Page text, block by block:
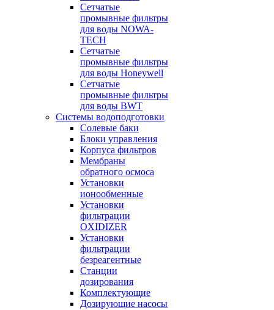
Сетчатые
промывные фильтры
для воды NOWA-
TECH
Сетчатые
промывные фильтры
для воды Honeywell
Сетчатые
промывные фильтры
для воды BWT
Системы водоподготовки
Солевые баки
Блоки управления
Корпуса фильтров
Мембраны
обратного осмоса
Установки
ионообменные
Установки
фильтрации
OXIDIZER
Установки
фильтрации
безреагентные
Станции
дозирования
Комплектующие
Дозирующие насосы